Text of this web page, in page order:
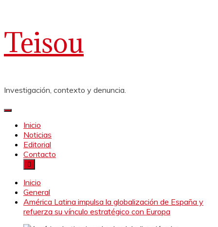
Saltar
al
contenido
Teisou
Investigación, contexto y denuncia.
Inicio
Noticias
Editorial
Contacto
Inicio
General
América Latina impulsa la globalización de España y
refuerza su vínculo estratégico con Europa